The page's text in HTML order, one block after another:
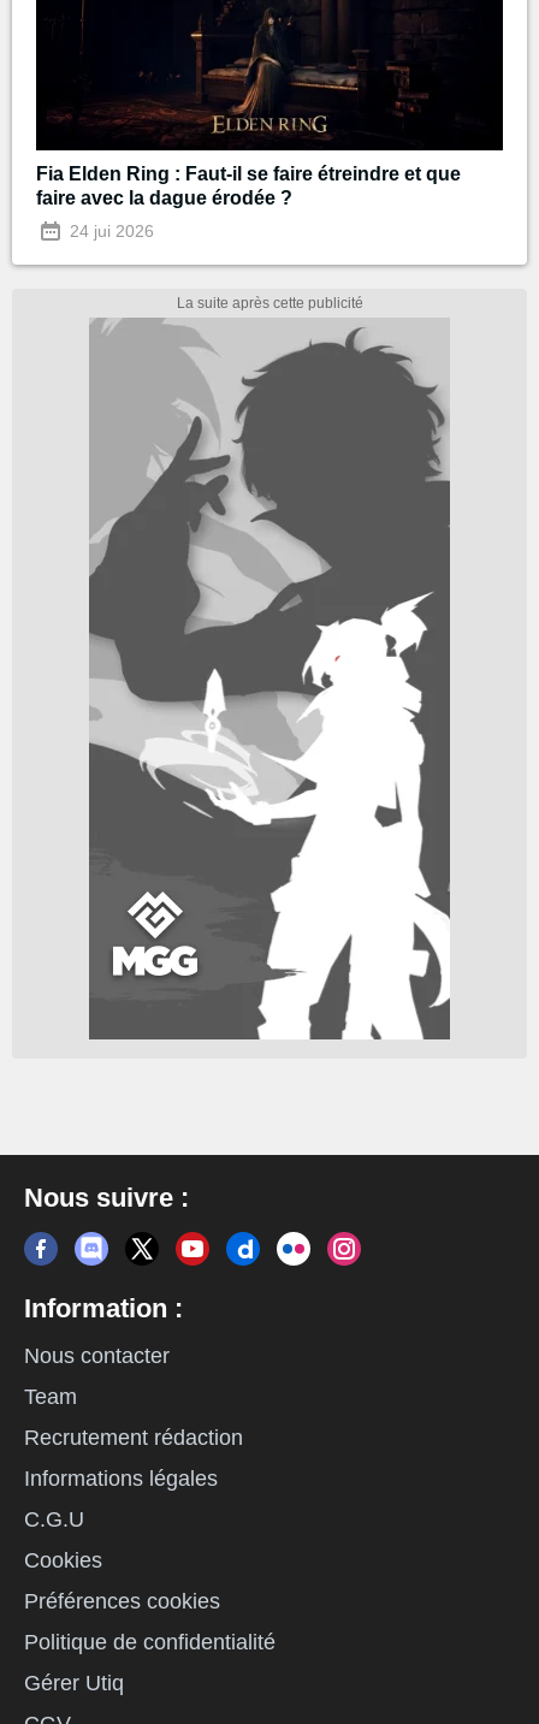
Fia Elden Ring : Faut-il se faire étreindre et que
faire avec la dague érodée ?
24 jui 2026
Nous suivre :
Information :
Nous contacter
Team
Recrutement rédaction
Informations légales
C.G.U
Cookies
Préférences cookies
Politique de confidentialité
Gérer Utiq